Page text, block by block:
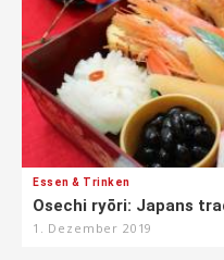
Essen & Trinken
Osechi ryōri: Japans
1. Dezember 2019